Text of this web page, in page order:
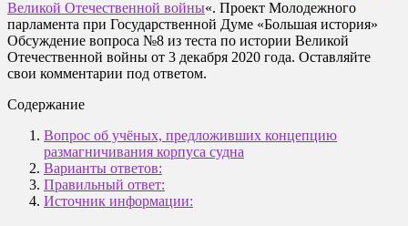
Великой Отечественной войны«. Проект Молодежного
парламента при Государственной Думе «Большая история»
Обсуждение вопроса №8 из теста по истории Великой
Отечественной войны от 3 декабря 2020 года. Оставляйте
свои комментарии под ответом.
Содержание
Вопрос об учёных, предложивших концепцию
размагничивания корпуса судна
Варианты ответов:
Правильный ответ:
Источник информации: